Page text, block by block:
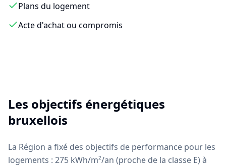
Plans du logement
Acte d'achat ou compromis
Les objectifs énergétiques
bruxellois
La Région a fixé des objectifs de performance pour les
logements : 275 kWh/m²/an (proche de la classe E) à